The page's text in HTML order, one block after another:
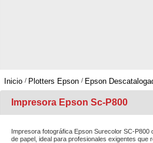
Inicio Plotters Epson Epson
Impresora Epson Sc-P800
Impresora fotográfica Epson Surecolor SC-
de papel, ideal para profesionales exigentes que